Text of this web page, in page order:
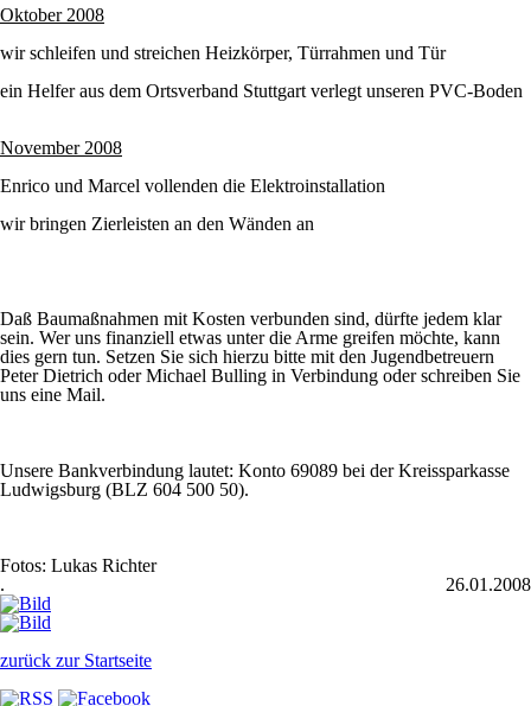
Oktober 2008
wir schleifen und streichen Heizkörper, Türrahmen und Tür
ein Helfer aus dem Ortsverband Stuttgart verlegt unseren PVC-Boden
November 2008
Enrico und Marcel vollenden die Elektroinstallation
wir bringen Zierleisten an den Wänden an
Daß Baumaßnahmen mit Kosten verbunden sind, dürfte jedem klar
sein. Wer uns finanziell etwas unter die Arme greifen möchte, kann
dies gern tun. Setzen Sie sich hierzu bitte mit den Jugendbetreuern
Peter Dietrich oder Michael Bulling in Verbindung oder schreiben Sie
uns eine Mail.
Unsere Bankverbindung lautet: Konto 69089 bei der Kreissparkasse
Ludwigsburg (BLZ 604 500 50).
Fotos: Lukas Richter
.
26.01.2008
zurück zur Startseite